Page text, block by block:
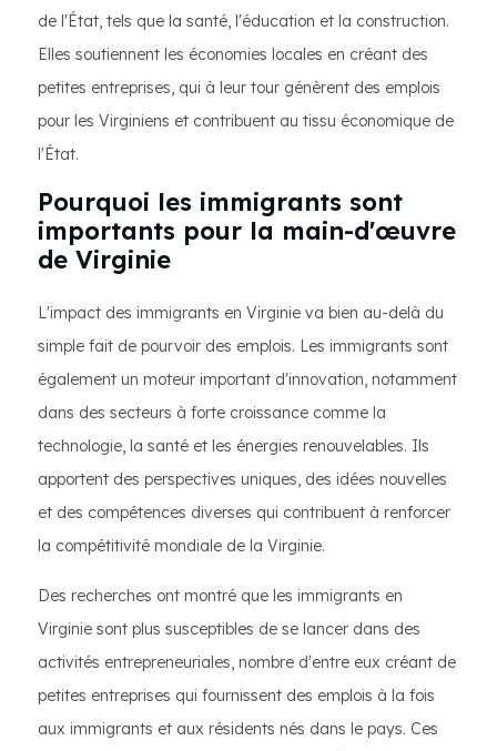
de l'État, tels que la santé, l'éducation et la construction.
Elles soutiennent les économies locales en créant des
petites entreprises, qui à leur tour génèrent des emplois
pour les Virginiens et contribuent au tissu économique de
l'État.
Pourquoi les immigrants sont
importants pour la main-d'œuvre
de Virginie
L'impact des immigrants en Virginie va bien au-delà du
simple fait de pourvoir des emplois. Les immigrants sont
également un moteur important d'innovation, notamment
dans des secteurs à forte croissance comme la
technologie, la santé et les énergies renouvelables. Ils
apportent des perspectives uniques, des idées nouvelles
et des compétences diverses qui contribuent à renforcer
la compétitivité mondiale de la Virginie.
Des recherches ont montré que les immigrants en
Virginie sont plus susceptibles de se lancer dans des
activités entrepreneuriales, nombre d'entre eux créant de
petites entreprises qui fournissent des emplois à la fois
aux immigrants et aux résidents nés dans le pays. Ces